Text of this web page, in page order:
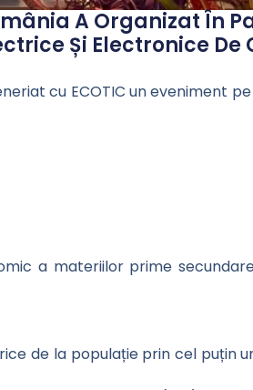
A Organizat În
Și Electronice
cu ECOTIC un eveniment
a materiilor prime
de la populație prin cel puțin